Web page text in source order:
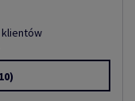
klientów